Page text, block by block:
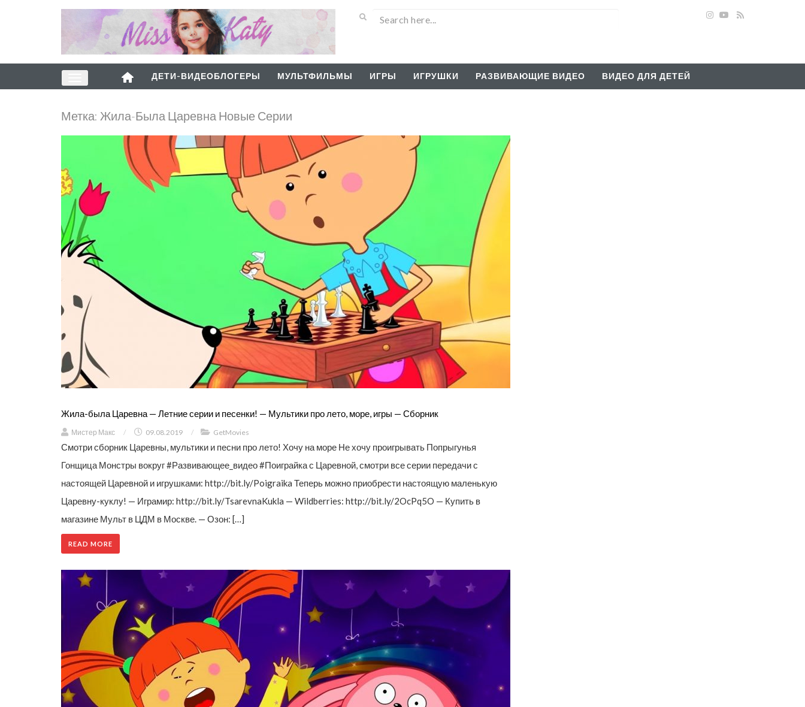
ДЕТИ-ВИДЕОБЛОГЕРЫ МУЛЬТФИЛЬМЫ ИГРЫ ИГРУШКИ РАЗВИВАЮЩИЕ ВИДЕО ВИДЕО ДЛЯ ДЕТЕЙ
Метка: Жила-Была Царевна Новые Серии
Жила-была Царевна — Летние серии и песенки! — Мультики про лето, море, игры — Сборник
Мистер Макс / 09.08.2019 / GetMovies
Смотри сборник Царевны, мультики и песни про лето! Хочу на море Не хочу проигрывать Попрыгунья
Гонщица Монстры вокруг #Развивающее_видео #Поиграйка с Царевной, смотри все серии передачи с
настоящей Царевной и игрушками: http://bit.ly/Poigraika Теперь можно приобрести настоящую маленькую
Царевну-куклу! — Играмир: http://bit.ly/TsarevnaKukla — Wildberries: http://bit.ly/2OcPq5O — Купить в
магазине Мульт в ЦДМ в Москве. — Озон: […]
READ MORE